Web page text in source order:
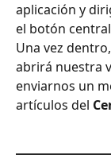
aplicación y
el botón
Una vez
abrirá nuestra
enviarnos un
artículos del